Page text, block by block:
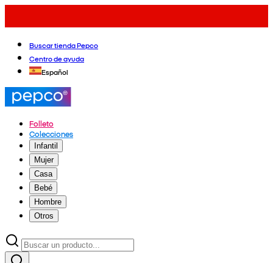
Buscar tienda Pepco
Centro de ayuda
Español
Folleto
Colecciones
Infantil
Mujer
Casa
Bebé
Hombre
Otros